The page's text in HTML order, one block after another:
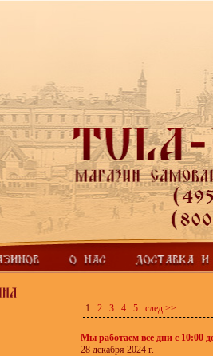
1 2 3 4 5 след >>
Мы работаем все дни с 10:00
28 декабря 2024 г.